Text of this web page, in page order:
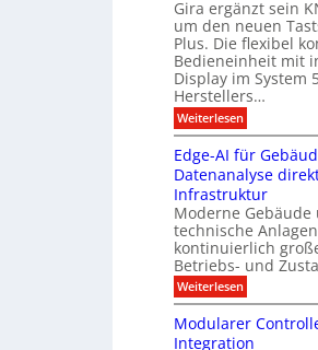
h
n
o
l
o
g
e
s
e
n
n
u
n
g
m
i
t
A
n
s
a
g
r
a
e
t
n
e
u
e
s
A
u
s
b
i
l
d
u
n
g
h
e
i
t
s
e
x
p
o
M
ü
n
c
h
e
n
2
0
2
6
g
e
Gira ergänzt sein
um den neuen
Plus. Die flexibel
Bedieneinheit mit
Display im System
Herstellers…
Weiterlesen:
S
m
a
r
t
e
r
T
a
s
t
s
n
s
Edge-AI für
Datenanalyse
Infrastruktur
Moderne Gebäude
technische
kontinuierlich
Betriebs- und
Weiterlesen:
E
g
e
Modularer
Integration